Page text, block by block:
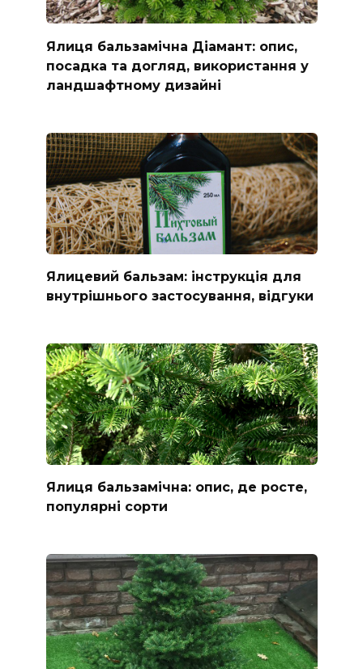
Ялиця бальзамічна Діамант: опис,
посадка та догляд, використання у
ландшафтному дизайні
Ялицевий бальзам: інструкція для
внутрішнього застосування, відгуки
Ялиця бальзамічна: опис, де росте,
популярні сорти